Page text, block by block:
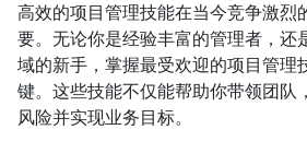
高效的项目管理技能在当今竞争激烈
要。无论你是经验丰富的管理者，还
域的新手，掌握最受欢迎的项目管理
键。这些技能不仅能帮助你带领团队
风险并实现业务目标。